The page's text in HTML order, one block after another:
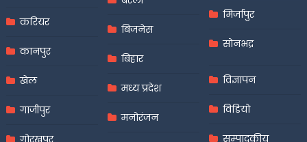
करियर
कानपुर
खेल
गाजीपुर
बिजनेस
बिहार
मध्य प्रदेश
मनोरंजन
मिर्जापुर
सोनभद्र
विज्ञापन
विडियो
सम्पादकीय